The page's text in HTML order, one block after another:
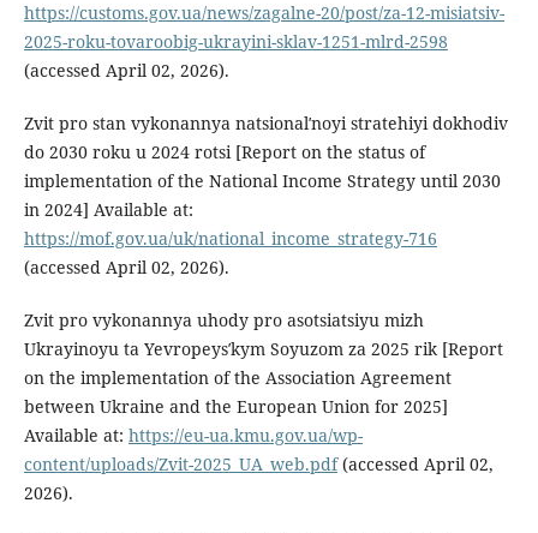
https://customs.gov.ua/news/zagalne-20/post/za-12-misiatsiv-
2025-roku-tovaroobig-ukrayini-sklav-1251-mlrd-2598
(accessed April 02, 2026).
Zvit pro stan vykonannya natsionalʹnoyi stratehiyi dokhodiv
do 2030 roku u 2024 rotsi [Report on the status of
implementation of the National Income Strategy until 2030
in 2024] Available at:
https://mof.gov.ua/uk/national_income_strategy-716
(accessed April 02, 2026).
Zvit pro vykonannya uhody pro asotsiatsiyu mizh
Ukrayinoyu ta Yevropeysʹkym Soyuzom za 2025 rik [Report
on the implementation of the Association Agreement
between Ukraine and the European Union for 2025]
Available at: https://eu-ua.kmu.gov.ua/wp-
content/uploads/Zvit-2025_UA_web.pdf(accessed April 02,
2026).